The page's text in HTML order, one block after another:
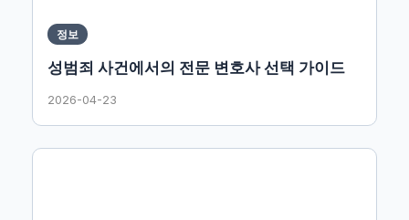
정보
성범죄 사건에서의 전문 변호사 선택 가이드
2026-04-23